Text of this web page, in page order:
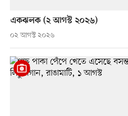
একঝলক (২ আগস্ট ২০২৬)
০২ আগস্ট ২০২৬